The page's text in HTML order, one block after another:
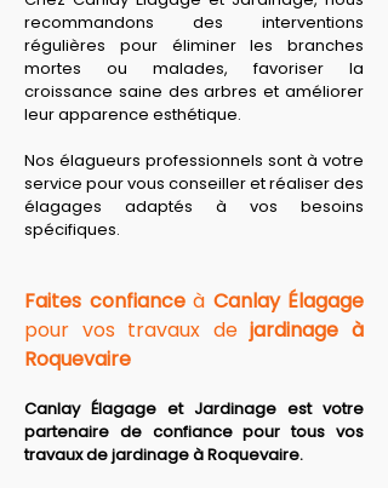
recommandons des interventions
régulières pour éliminer les branches
mortes ou malades, favoriser la
croissance saine des arbres et améliorer
leur apparence esthétique.
Nos élagueurs professionnels sont à votre
service pour vous conseiller et réaliser des
élagages adaptés à vos besoins
spécifiques.
Faites confiance à Canlay Élagage
pour vos travaux de jardinage à
Roquevaire
Canlay Élagage et Jardinage est votre
partenaire de confiance pour tous vos
travaux de jardinage à Roquevaire.